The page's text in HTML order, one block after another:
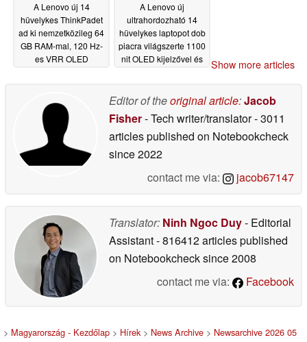
A Lenovo új 14
hüvelykes ThinkPadet
ad ki nemzetközileg 64
GB RAM-mal, 120 Hz-
es VRR OLED
A Lenovo új
ultrahordozható 14
hüvelykes laptopot dob
piacra világszerte 1100
nit OLED kijelzővel és
Show more articles
Editor of theoriginal article:Jacob
Fisher- Tech writer/translator- 3011
articles published on Notebookcheck
since 2022
contact me via:
jacob67147
Translator: Ninh Ngoc Duy- Editorial
Assistant- 816412 articles published
on Notebookchecksince 2008
contact me via:
Facebook
> Magyarország - Kezdőlap > Hírek> News Archive > Newsarchive 2026 05